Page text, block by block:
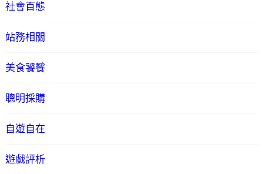
社會百態
站務相關
美食饕餮
聰明採購
自遊自在
遊戲評析